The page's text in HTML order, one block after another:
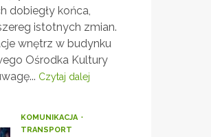
dobiegły końca,
istotnych zmian.
wnętrz w budynku
Ośrodka Kultury
Czytaj dalej
KOMUNIKACJA
TRANSPORT